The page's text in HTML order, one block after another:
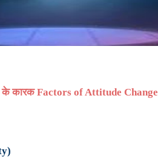
के कारकFactors of Attitude Change